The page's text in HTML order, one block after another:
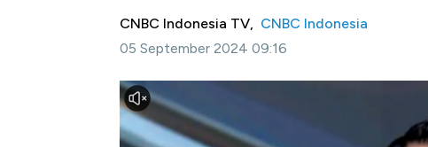
CNBC Indonesia TV, CNBC Indonesia
05 September 2024 09:16
Jakarta, CNBC Indonesia-
meluncurkan serangan udara terhadap kota Lviv
perbatasan negara NATO tersebut.